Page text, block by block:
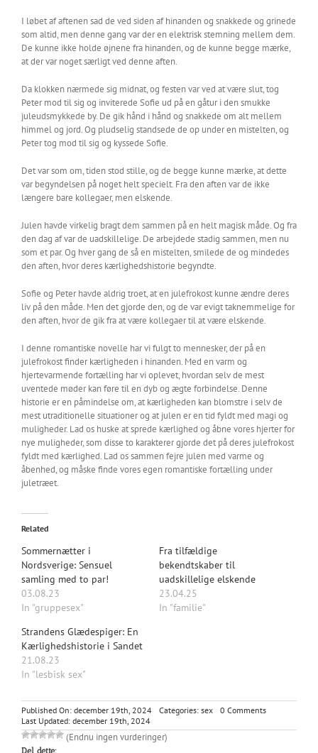
I løbet af aftenen sad de ved siden af hinanden og snakkede og grinede
som altid, men denne gang var der en elektrisk stemning mellem dem.
De kunne ikke holde øjnene fra hinanden, og de kunne begge mærke,
at der var noget særligt ved denne aften.
Da klokken nærmede sig midnat, og festen var ved at være slut, tog
Peter mod til sig og inviterede Sofie ud på en gåtur i den smukke
juleudsmykkede by. De gik hånd i hånd og snakkede om alt mellem
himmel og jord. Og pludselig standsede de op under en mistelten, og
Peter tog mod til sig og kyssede Sofie.
Det var som om, tiden stod stille, og de begge kunne mærke, at dette
var begyndelsen på noget helt specielt. Fra den aften var de ikke
længere bare kollegaer, men elskende.
Julen havde virkelig bragt dem sammen på en helt magisk måde. Og fra
den dag af var de uadskillelige. De arbejdede stadig sammen, men nu
som et par. Og hver gang de så en mistelten, smilede de og mindedes
den aften, hvor deres kærlighedshistorie begyndte.
Sofie og Peter havde aldrig troet, at en julefrokost kunne ændre deres
liv på den måde. Men det gjorde den, og de var evigt taknemmelige for
den aften, hvor de gik fra at være kollegaer til at være elskende.
I denne romantiske novelle har vi fulgt to mennesker, der på en
julefrokost finder kærligheden i hinanden. Med en varm og
hjertevarmende fortælling har vi oplevet, hvordan selv de mest
uventede møder kan føre til en dyb og ægte forbindelse. Denne
historie er en påmindelse om, at kærligheden kan blomstre i selv de
mest utraditionelle situationer og at julen er en tid fyldt med magi og
muligheder. Lad os huske at sprede kærlighed og åbne vores hjerter for
nye muligheder, som disse to karakterer gjorde det på deres julefrokost
fyldt med kærlighed. Lad os sammen fejre julen med varme og
åbenhed, og måske finde vores egen romantiske fortælling under
juletræet.
Related
Sommernætter i
Nordsverige: Sensuel
samling med to par!
03.08.23
In "gruppesex"
Fra tilfældige
bekendtskaber til
uadskillelige elskende
23.04.25
In "familie"
Strandens Glædespiger: En
Kærlighedshistorie i Sandet
21.08.23
In "lesbisk sex"
Published On: december 19th, 2024 Categories: sex 0 Commentson
julefrokost
Last Updated: december 19th, 2024
(Endnu ingen vurderinger)
Del dette: